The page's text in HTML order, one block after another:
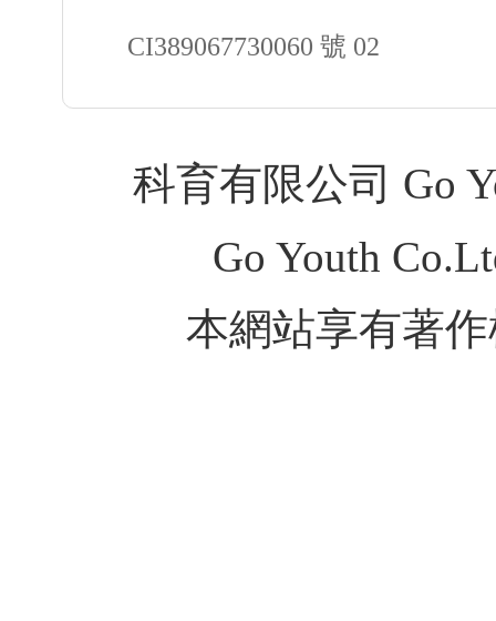
CI389067730060 號 02
科育有限公司 Go
Go Youth
本網站享有著